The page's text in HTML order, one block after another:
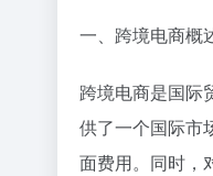
一、跨境电商概
跨境电商是国际
供了一个国际市
面费用。同时，